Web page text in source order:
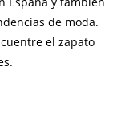
de moda.
el zapato